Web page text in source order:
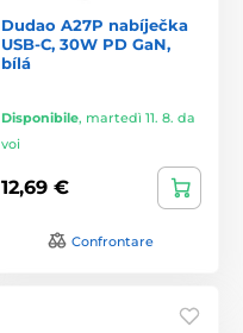
Dudao A27P nabíječka
USB-C, 30W PD GaN,
bílá
Disponibile, martedì 11. 8. da
voi
12,69 €
Confrontare